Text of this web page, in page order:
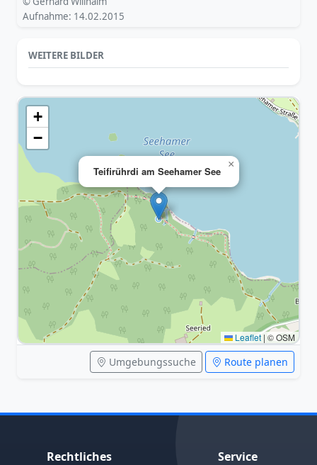
Aufnahme: 14.02.2015
WEITERE BILDER
Teifirührdi am Seehamer See
×
+
−
Leaflet | © OSM
Umgebungssuche Route planen
Rechtliches Service